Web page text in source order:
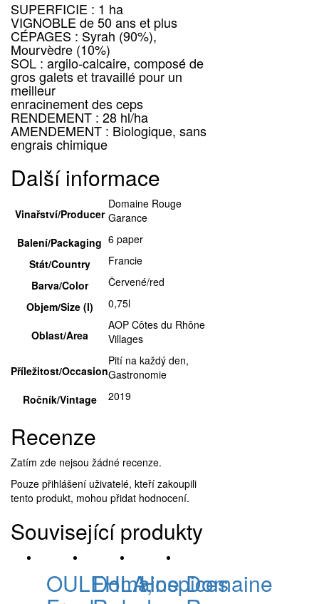
SUPERFICIE : 1 ha
VIGNOBLE de 50 ans et plus
CÉPAGES : Syrah (90%),
Mourvèdre (10%)
SOL : argilo-calcaire, composé de
gros galets et travaillé pour un
meilleur
enracinement des ceps
RENDEMENT : 28 hl/ha
AMENDEMENT : Biologique, sans
engrais chimique
Další informace
Vinařství/Producer
Domaine Rouge
Garance
Balení/Packaging 6 paper
Stát/Country
Francie
Barva/Color
Červené/red
Objem/Size (l)
0,75l
Oblast/Area
AOP Côtes du Rhône
Villages
Příležitost/Occasion
Pití na každý den,
Gastronomie
Ročník/Vintage
2019
Recenze
Zatím zde nejsou žádné recenze.
Pouze přihlášení uživatelé, kteří zakoupili
tento produkt, mohou přidat hodnocení.
Související produkty
OULEHLA,
DomaineHospicesDomaine